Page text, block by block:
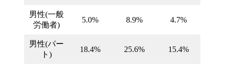
男性(一般
労働者)
5.0% 8.9% 4.7%
男性(パー
ト)
18.4% 25.6% 15.4%